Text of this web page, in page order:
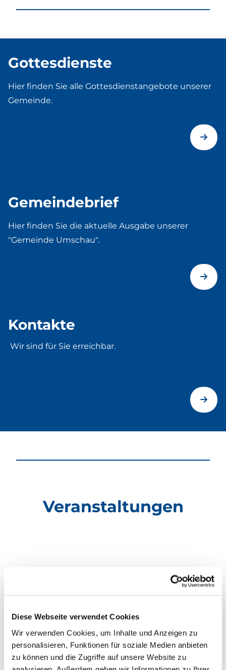
Diese Webseite verwendet Cookies
Wir verwenden Cookies, um Inhalte und Anzeigen zu
personalisieren, Funktionen für soziale Medien anbieten
zu können und die Zugriffe auf unsere Website zu
Gottesdienste
Hier finden Sie alle Gottesdienstangebote unserer
Gemeinde.
Gemeindebrief
Hier finden Sie die aktuelle Ausgabe unserer
"Gemeinde Umschau".
Kontakte
Wir sind für Sie erreichbar.
Veranstaltungen